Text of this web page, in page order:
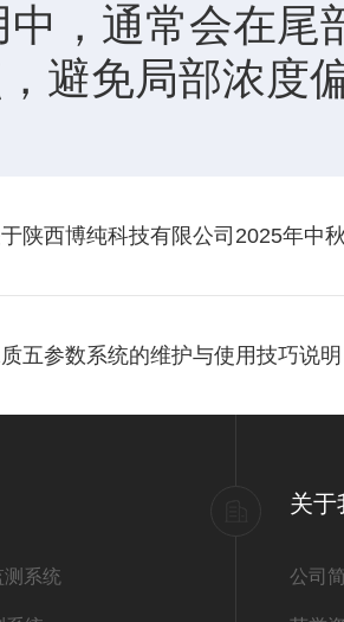
中，通常会在尾
避免局部浓度
陕西博纯科技有限公司2025年中
五参数系统的维护与使用技巧说明
系统
关于
公司